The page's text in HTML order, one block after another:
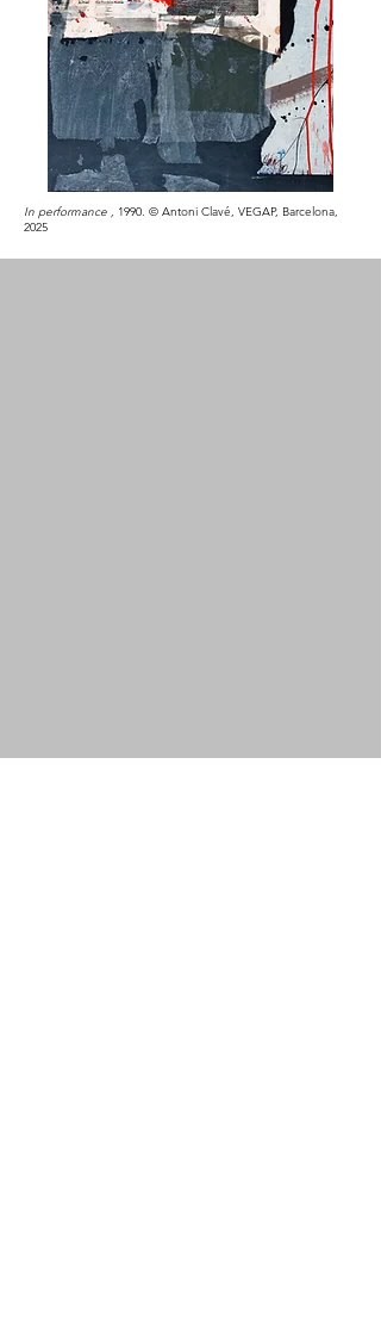
In performance , 1990. © Antoni Clavé, VEGAP, Barcelona,
2025